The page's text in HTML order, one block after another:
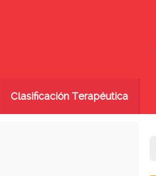
Clasificación Terapéutica